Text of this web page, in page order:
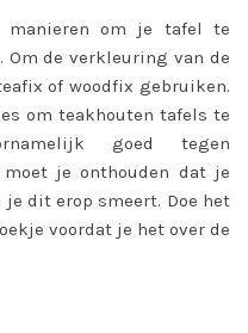
om je tafel te
Om de verkleuring van de
of woodfix gebruiken.
om teakhouten tafels te
goed tegen
je onthouden dat je
dit erop smeert. Doe het
voordat je het over de